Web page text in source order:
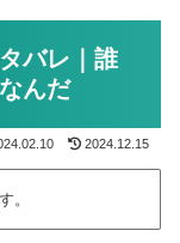
バレ｜誰
んだ
2024.12.15
。